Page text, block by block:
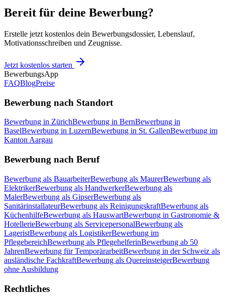
Bereit für deine Bewerbung?
Erstelle jetzt kostenlos dein Bewerbungsdossier, Lebenslauf,
Motivationsschreiben und Zeugnisse.
Jetzt kostenlos starten
BewerbungsApp
FAQBlogPreise
Bewerbung nach Standort
Bewerbung in ZürichBewerbung in BernBewerbung in
BaselBewerbung in LuzernBewerbung in St. GallenBewerbung im
Kanton Aargau
Bewerbung nach Beruf
Bewerbung als BauarbeiterBewerbung als MaurerBewerbung als
ElektrikerBewerbung als HandwerkerBewerbung als
MalerBewerbung als GipserBewerbung als
SanitärinstallateurBewerbung als ReinigungskraftBewerbung als
KüchenhilfeBewerbung als HauswartBewerbung in Gastronomie &
HotellerieBewerbung als ServicepersonalBewerbung als
LageristBewerbung als LogistikerBewerbung im
PflegebereichBewerbung als PflegehelferinBewerbung ab 50
JahrenBewerbung für TemporärarbeitBewerbung in der Schweiz als
ausländische FachkraftBewerbung als QuereinsteigerBewerbung
ohne Ausbildung
Rechtliches